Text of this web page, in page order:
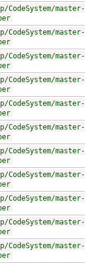
master-
master-
master-
master-
master-
master-
master-
master-
master-
master-
master-